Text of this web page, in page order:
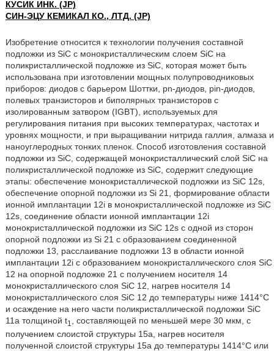
КУСИК ИНК. (JP)
СИН-ЭЦУ КЕМИКАЛ КО., ЛТД. (JP)
Изобретение относится к технологии получения составной
подложки из SiC с монокристаллическим слоем SiC на
поликристаллической подложке из SiC, которая может быть
использована при изготовлении мощных полупроводниковых
приборов: диодов с барьером Шоттки, pn-диодов, pin-диодов,
полевых транзисторов и биполярных транзисторов с
изолированным затвором (IGBT), используемых для
регулирования питания при высоких температурах, частотах и
уровнях мощности, и при выращивании нитрида галлия, алмаза и
наноуглеродных тонких пленок. Способ изготовления составной
подложки из SiC, содержащей монокристаллический слой SiC на
поликристаллической подложке из SiC, содержит следующие
этапы: обеспечение монокристаллической подложки из SiC 12s,
обеспечение опорной подложки из Si 21, формирование области
ионной имплантации 12i в монокристаллической подложке из SiC
12s, соединение области ионной имплантации 12i
монокристаллической подложки из SiC 12s с одной из сторон
опорной подложки из Si 21 с образованием соединенной
подложки 13, расслаивание подложки 13 в области ионной
имплантации 12i с образованием монокристаллического слоя SiC
12 на опорной подложке 21 с получением носителя 14
монокристаллического слоя SiC 12, нагрев носителя 14
монокристаллического слоя SiC 12 до температуры ниже 1414°C
и осаждение на него части поликристаллической подложки SiC
11a толщиной t1
, составляющей по меньшей мере 30 мкм, с
получением слоистой структуры 15a, нагрев носителя
полученной слоистой структуры 15a до температуры 1414°C или